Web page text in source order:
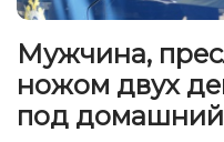
Мужчина,
ножом двух
под домашний